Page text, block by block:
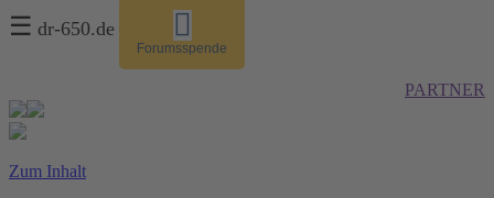
☰ dr-650.de
Forumsspende
PARTNER
Zum Inhalt